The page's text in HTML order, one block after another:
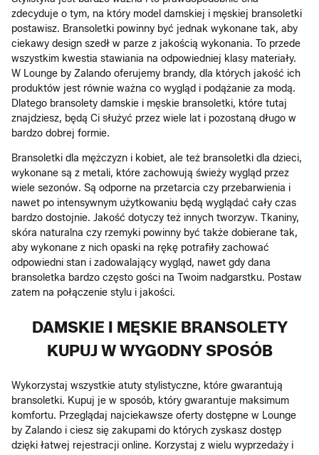
zdecyduje o tym, na który model damskiej i męskiej bransoletki
postawisz. Bransoletki powinny być jednak wykonane tak, aby
ciekawy design szedł w parze z jakością wykonania. To przede
wszystkim kwestia stawiania na odpowiedniej klasy materiały.
W Lounge by Zalando oferujemy brandy, dla których jakość ich
produktów jest równie ważna co wygląd i podążanie za modą.
Dlatego bransolety damskie i męskie bransoletki, które tutaj
znajdziesz, będą Ci służyć przez wiele lat i pozostaną długo w
bardzo dobrej formie.
Bransoletki dla mężczyzn i kobiet, ale też bransoletki dla dzieci,
wykonane są z metali, które zachowują świeży wygląd przez
wiele sezonów. Są odporne na przetarcia czy przebarwienia i
nawet po intensywnym użytkowaniu będą wyglądać cały czas
bardzo dostojnie. Jakość dotyczy też innych tworzyw. Tkaniny,
skóra naturalna czy rzemyki powinny być także dobierane tak,
aby wykonane z nich opaski na rękę potrafiły zachować
odpowiedni stan i zadowalający wygląd, nawet gdy dana
bransoletka bardzo często gości na Twoim nadgarstku. Postaw
zatem na połączenie stylu i jakości.
DAMSKIE I MĘSKIE BRANSOLETY
KUPUJ W WYGODNY SPOSÓB
Wykorzystaj wszystkie atuty stylistyczne, które gwarantują
bransoletki. Kupuj je w sposób, który gwarantuje maksimum
komfortu. Przeglądaj najciekawsze oferty dostępne w Lounge
by Zalando i ciesz się zakupami do których zyskasz dostęp
dzięki łatwej rejestracji online. Korzystaj z wielu wyprzedaży i